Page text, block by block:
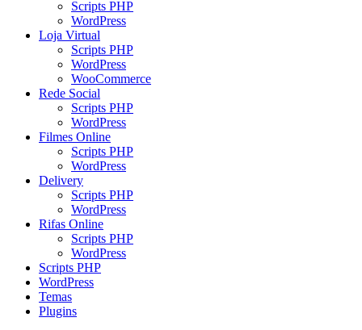
Scripts PHP
WordPress
Loja Virtual
Scripts PHP
WordPress
WooCommerce
Rede Social
Scripts PHP
WordPress
Filmes Online
Scripts PHP
WordPress
Delivery
Scripts PHP
WordPress
Rifas Online
Scripts PHP
WordPress
Scripts PHP
WordPress
Temas
Plugins